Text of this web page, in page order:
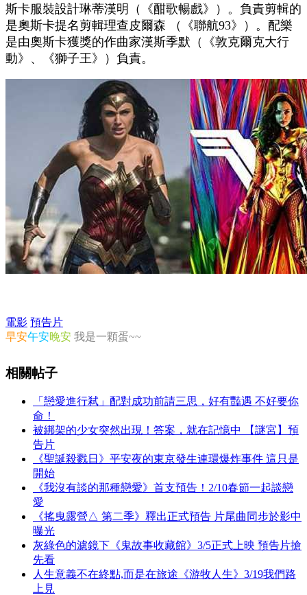
斯卡服裝設計琳蒂漢明（《酣歌暢戲》）。負責剪輯的
是奧斯卡提名剪輯理查皮爾森 （《聯航93》）。配樂
是由奧斯卡獲獎的作曲家漢斯季默（《敦克爾克大行
動》、《獅子王》）負責。
電影 預告片
早安午安晚安 我是一顆蛋~~
相關帖子
「戀愛進行弒」配對成功前請三思，好有豔遇 不好要你
命！
被綁架的少女突然出現！答案，就在記憶中 【謎宮】預
告片
《聖誕殺戮日》平安夜的東京發生連環爆炸事件 這只是
開始
《我沒有談的那種戀愛》首支預告！2/10春節一起談戀
愛
《搖曳露營△ 第二季》釋出正式預告 片尾曲同步於影中
曝光
灰綠色的濾鏡下《鬼故事收藏館》3/5正式上映 預告片搶
先看
人生意義不在終點,而是在旅途《游牧人生》3/19我們路
上見